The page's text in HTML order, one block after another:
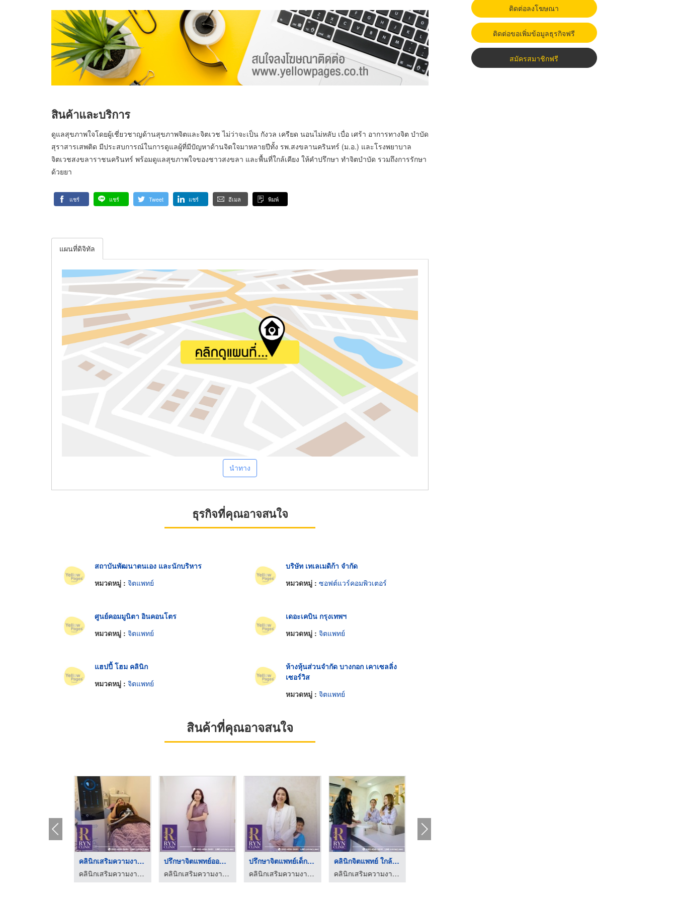
สินค้าและบริการ
ดูแลสุขภาพใจโดยผู้เชี่ยวชาญด้านสุขภาพจิตและจิตเวช ไม่ว่าจะเป็น กังวล เครียด นอนไม่หลับ เบื่อ เศร้า อาการทางจิต บำบัด
สุราสารเสพติด มีประสบการณ์ในการดูแลผู้ที่มีปัญหาด้านจิตใจมาหลายปีทั้ง รพ.สงขลานครินทร์ (ม.อ.) และโรงพยาบาล
จิตเวชสงขลาราชนครินทร์ พร้อมดูแลสุขภาพใจของชาวสงขลา และพื้นที่ใกล้เคียง ให้คำปรึกษา ทำจิตบำบัด รวมถึงการรักษา
ด้วยยา
แชร์ แชร์ Tweet แชร์ อีเมล พิมพ์
แผนที่ดิจิทัล
นำทาง
ธุรกิจที่คุณอาจสนใจ
สถาบันพัฒนาตนเอง และนักบริหาร
หมวดหมู่ : จิตแพทย์
บริษัท เทเลเมดิก้า จำกัด
หมวดหมู่ : ซอฟต์แวร์คอมพิวเตอร์
ศูนย์คอมมูนิตา อินคอนโตร
หมวดหมู่ : จิตแพทย์
เดอะเคบิน กรุงเทพฯ
หมวดหมู่ : จิตแพทย์
แฮปปี้ โฮม คลินิก
หมวดหมู่ : จิตแพทย์
ห้างหุ้นส่วนจำกัด บางกอก เคาเซลลิ่ง
เซอร์วิส
หมวดหมู่ : จิตแพทย์
สินค้าที่คุณอาจสนใจ
คลินิกเสริมความงาม ค ...
คลินิกเสริมความงาม คลินิกสุขภาพจิต บางนา - Ryn Clinic
ปรึกษาจิตแพทย์ออนไลน ...
คลินิกเสริมความงาม คลินิกสุขภาพจิต บางนา - Ryn Clinic
ปรึกษาจิตแพทย์เด็ก ผ ...
คลินิกเสริมความงาม คลินิกสุขภาพจิต บางนา - Ryn Clinic
คลินิกจิตแพทย์ ใกล้ฉ ...
คลินิกเสริมความงาม คลินิกสุขภาพจิต บางนา - Ryn Clinic
ติดต่อลงโฆษณา
ติดต่อขอเพิ่มข้อมูลธุรกิจฟรี
สมัครสมาชิกฟรี